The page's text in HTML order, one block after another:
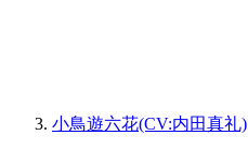
小鳥遊六花(CV:内田真礼)